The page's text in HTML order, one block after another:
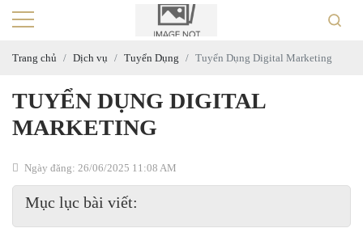
Trang chủ Dịch vụ Tuyển Dụng Tuyển Dụng Digital Marketing
TUYỂN DỤNG DIGITAL
MARKETING
Ngày đăng: 26/06/2025 11:08 AM
Mục lục bài viết: